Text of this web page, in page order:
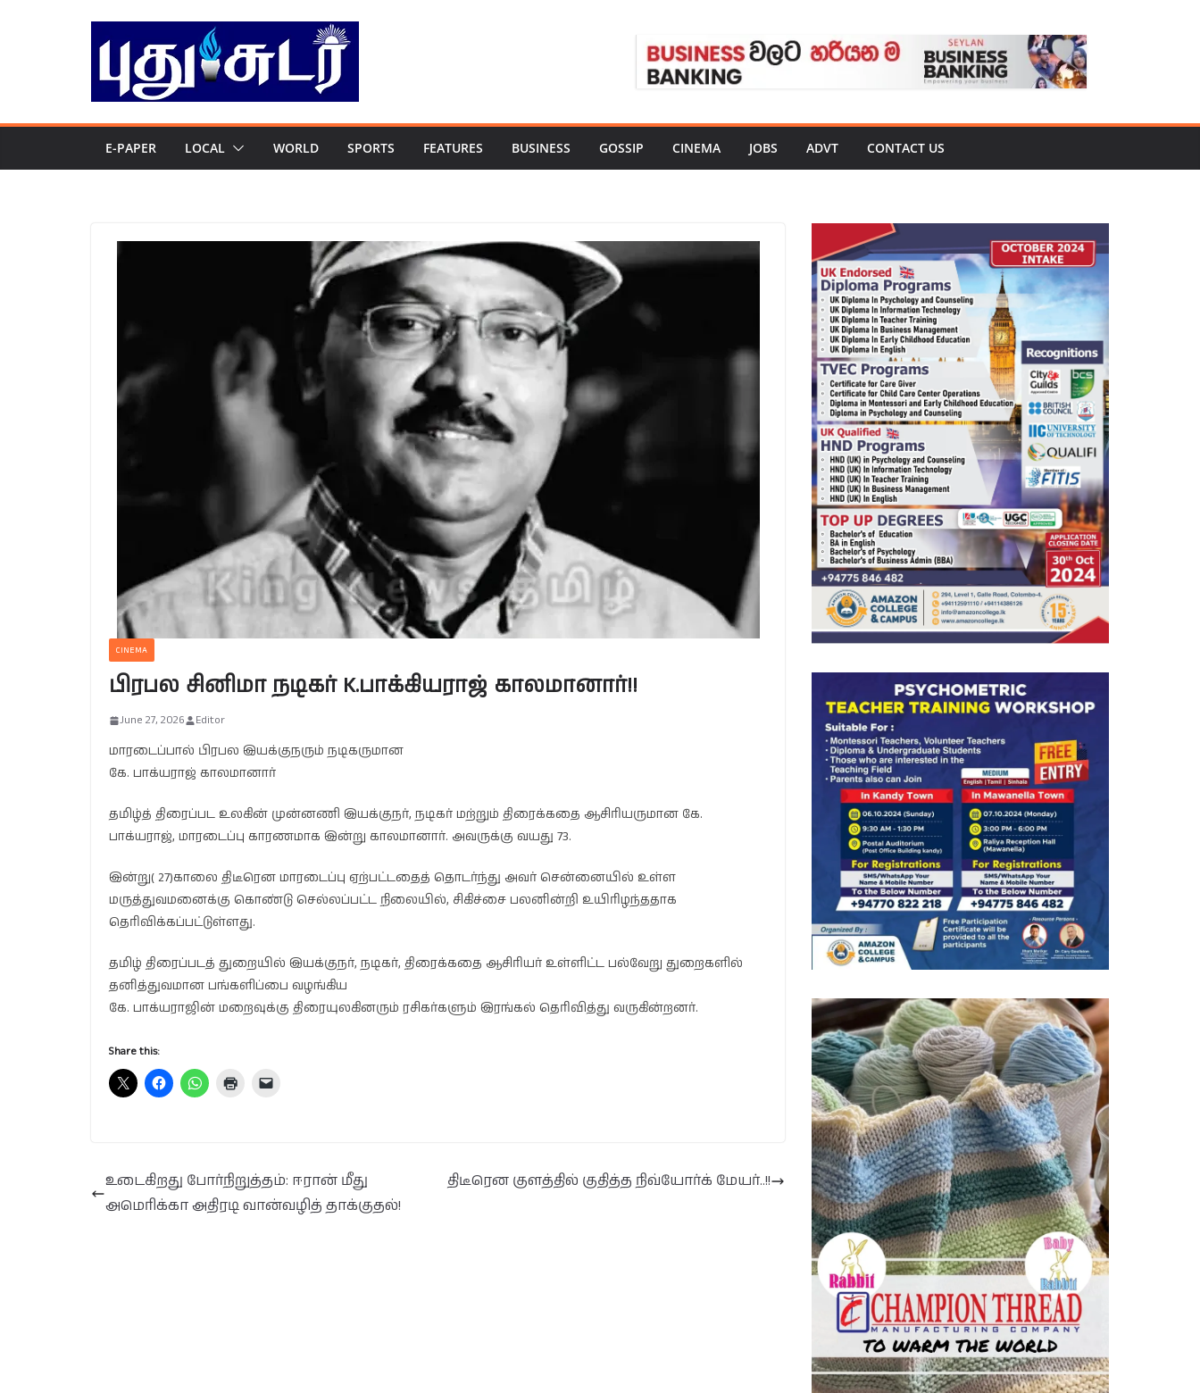
E-PAPER LOCAL WORLD SPORTS FEATURES BUSINESS GOSSIP CINEMA JOBS ADVT CONTACT US
CINEMA
பிரபல சினிமா நடிகர் K.பாக்கியராஜ் காலமானார்!!
June 27, 2026 Editor
மாரடைப்பால் பிரபல இயக்குநரும் நடிகருமான
கே. பாக்யராஜ் காலமானார்
தமிழ்த் திரைப்பட உலகின் முன்னணி இயக்குநர், நடிகர் மற்றும் திரைக்கதை ஆசிரியருமான கே.
பாக்யராஜ், மாரடைப்பு காரணமாக இன்று காலமானார். அவருக்கு வயது 73.
இன்று( 27)காலை திடீரென மாரடைப்பு ஏற்பட்டதைத் தொடர்ந்து அவர் சென்னையில் உள்ள
மருத்துவமனைக்கு கொண்டு செல்லப்பட்ட நிலையில், சிகிச்சை பலனின்றி உயிரிழந்ததாக
தெரிவிக்கப்பட்டுள்ளது.
தமிழ் திரைப்படத் துறையில் இயக்குநர், நடிகர், திரைக்கதை ஆசிரியர் உள்ளிட்ட பல்வேறு துறைகளில்
தனித்துவமான பங்களிப்பை வழங்கிய
கே. பாக்யராஜின் மறைவுக்கு திரையுலகினரும் ரசிகர்களும் இரங்கல் தெரிவித்து வருகின்றனர்.
Share this:
உடைகிறது போர்நிறுத்தம்: ஈரான் மீது
அமெரிக்கா அதிரடி வான்வழித் தாக்குதல்!
திடீரென குளத்தில் குதித்த நிவ்யோர்க் மேயர்..!!